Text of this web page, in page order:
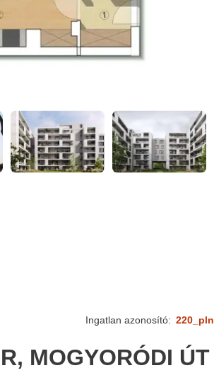
Ingatlan azonosító: 220_pln
MOGYORÓDI ÚT